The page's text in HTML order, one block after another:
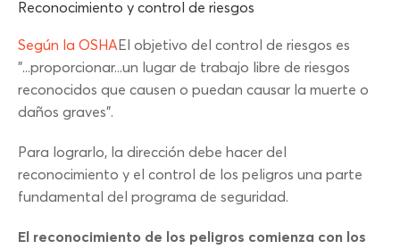
Reconocimiento y control de riesgos
Según la OSHAEl objetivo del control de riesgos es
"...proporcionar...un lugar de trabajo libre de riesgos
reconocidos que causen o puedan causar la muerte o
daños graves".
Para lograrlo, la dirección debe hacer del
reconocimiento y el control de los peligros una parte
fundamental del programa de seguridad.
El reconocimiento de los peligros comienza con los